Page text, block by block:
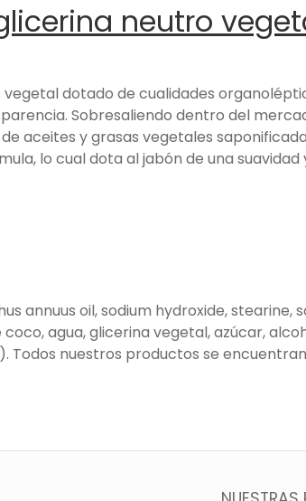
neutro
dotado de cualidades
Sobresaliendo dentro del
aceites y grasas vegetales
lo cual dota al jabón de una
annuus oil, sodium hydroxide,
agua, glicerina vegetal, azúcar,
Todos nuestros productos se